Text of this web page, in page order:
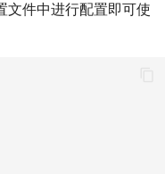
文件中进行配置即可使